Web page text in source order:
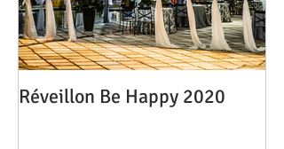
Réveillon Be Happy 2020